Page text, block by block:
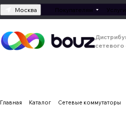
Москва Покупателям Услуги
Главная Каталог Сетевые коммутаторы